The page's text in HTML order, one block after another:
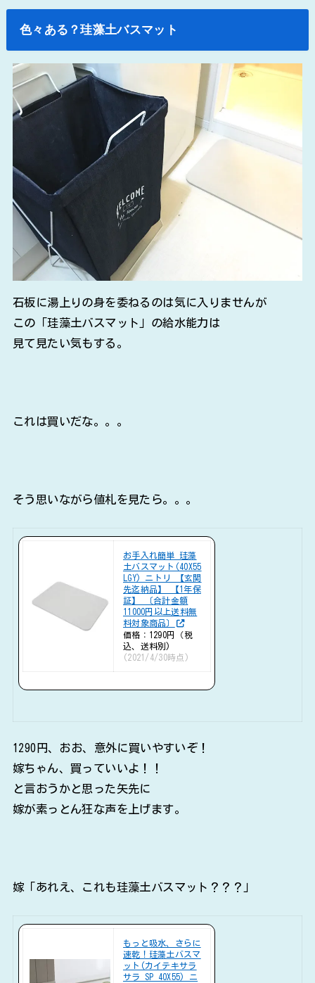
色々ある？珪藻土バスマット
石板に湯上りの身を委ねるのは気に入りませんが
この「珪藻土バスマット」の給水能力は
見て見たい気もする。
これは買いだな。。。
そう思いながら値札を見たら。。。
お手入れ簡単 珪藻
土バスマット(40X55
LGY) ニトリ 【玄関
先迄納品】 【1年保
証】 〔合計金額
11000円以上送料無
料対象商品〕
価格：1290円（税
込、送料別)
(2021/4/30時点)
1290円、おお、意外に買いやすいぞ！
嫁ちゃん、買っていいよ！！
と言おうかと思った矢先に
嫁が素っとん狂な声を上げます。
嫁「あれえ、これも珪藻土バスマット？？？」
もっと吸水、さらに
速乾！珪藻土バスマ
ット(カイテキサラ
サラ SP 40X55) ニ